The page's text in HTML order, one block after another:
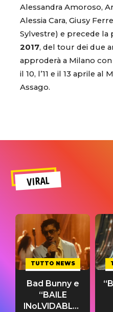
Alessandra Amoroso,
Alessia Cara, Giusy
Sylvestre) e precede la
2017, del tour dei due
approderà a Milano
il 10, l’11 e il 13 aprile
Assago.
VIRAL
TUTTO NEWS
Bad Bunny e
“BAILE
INoLVIDABLE”: